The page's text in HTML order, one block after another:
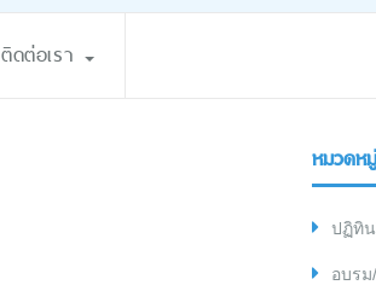
ติดต่อเรา
หมวดหมู่
ปฏิทิ
อบร